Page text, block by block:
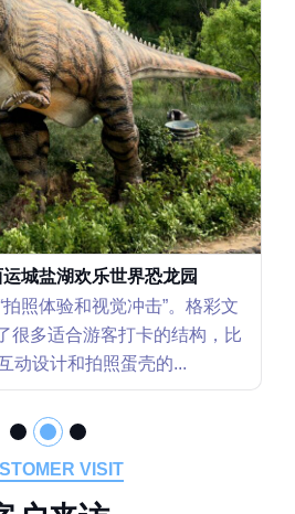
城盐湖欢乐世界恐龙园
照体验和视觉冲击”。格彩文
很多适合游客打卡的结构，比
动设计和拍照蛋壳的...
VISIT